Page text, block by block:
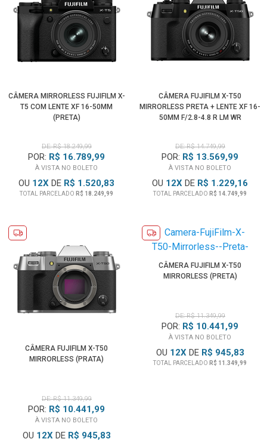
CÂMERA MIRRORLESS FUJIFILM X-
T5 COM LENTE XF 16-50MM
(PRETA)
DE: R$ 18.249,99
POR: R$ 16.789,99
À VISTA NO BOLETO
OU 12X DE R$ 1.520,83
TOTAL PARCELADO R$ 18.249,99
CÂMERA FUJIFILM X-T50
MIRRORLESS PRETA + LENTE XF 16-
50MM F/2.8-4.8 R LM WR
DE: R$ 14.749,99
POR: R$ 13.569,99
À VISTA NO BOLETO
OU 12X DE R$ 1.229,16
TOTAL PARCELADO R$ 14.749,99
CÂMERA FUJIFILM X-T50
MIRRORLESS (PRATA)
DE: R$ 11.349,99
POR: R$ 10.441,99
À VISTA NO BOLETO
OU 12XDE R$ 945,83
CÂMERA FUJIFILM X-T50
MIRRORLESS (PRETA)
DE: R$ 11.349,99
POR: R$ 10.441,99
À VISTA NO BOLETO
OU 12XDE R$ 945,83
TOTAL PARCELADO R$ 11.349,99